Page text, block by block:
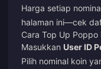
Harga setiap
halaman ini—cek
Cara Top Up Poppo
Masukkan User ID
Pilih nominal koin